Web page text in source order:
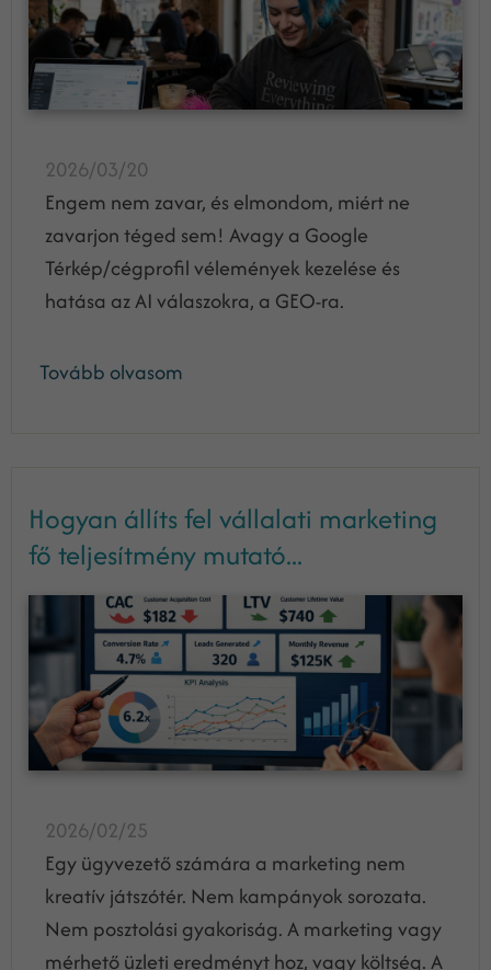
2026/03/20
Engem nem zavar, és elmondom, miért ne
zavarjon téged sem! Avagy a Google
Térkép/cégprofil vélemények kezelése és
hatása az AI válaszokra, a GEO-ra.
Tovább olvasom
Hogyan állíts fel vállalati marketing
fő teljesítmény mutató...
2026/02/25
Egy ügyvezető számára a marketing nem
kreatív játszótér. Nem kampányok sorozata.
Nem posztolási gyakoriság. A marketing vagy
mérhető üzleti eredményt hoz, vagy költség. A